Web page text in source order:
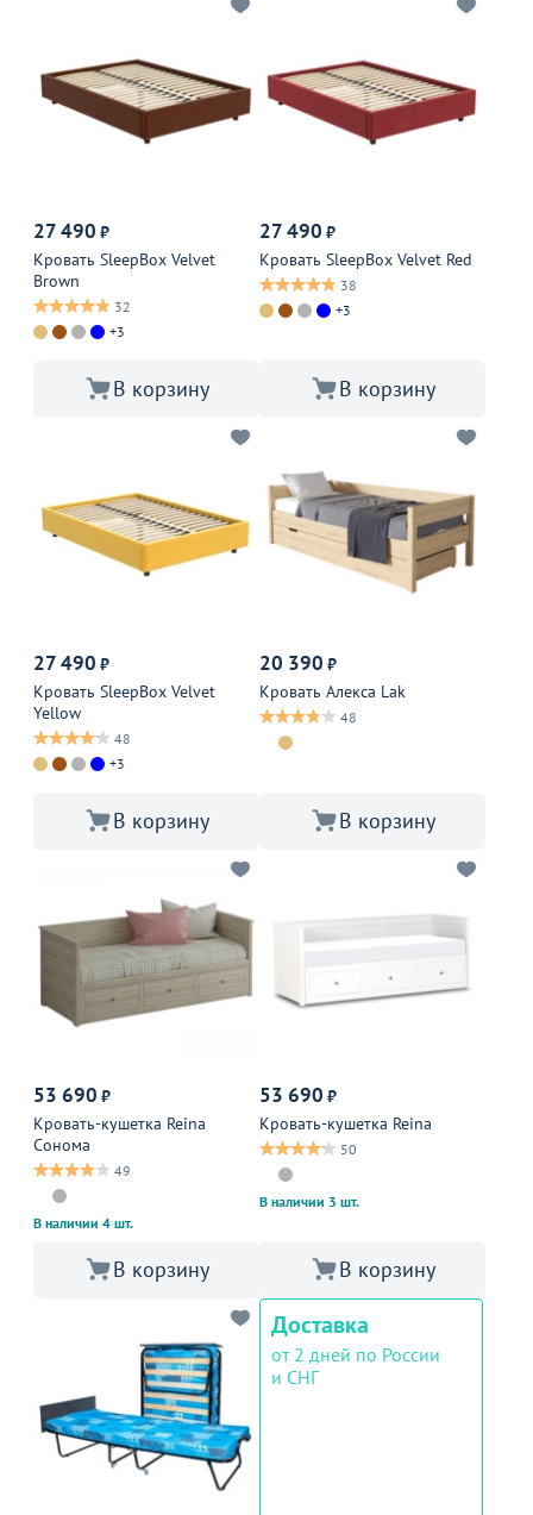
27 490 ₽
Кровать SleepBox Velvet
Brown
32
+3
В корзину
27 490 ₽
Кровать SleepBox Velvet Red
38
+3
В корзину
27 490 ₽
Кровать SleepBox Velvet
Yellow
48
+3
В корзину
20 390 ₽
Кровать Алекса Lak
48
В корзину
53 690 ₽
Кровать-кушетка Reina
Сонома
49
В наличии 4 шт.
В корзину
53 690 ₽
Кровать-кушетка Reina
50
В наличии 3 шт.
В корзину
Доставка
от 2 дней по России
и СНГ